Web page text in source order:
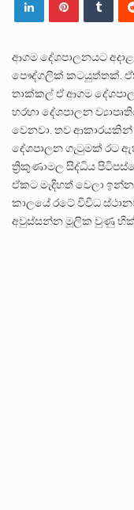
ආගම දේශපාලනයට
පෞද්ගලික් කටයුත්තක්.
තාක්කල් ඒ ආගම
හරහා දේශපාලන
වෙනවා. තව ආකාරයකින්
දේශපාලන ගැටුමක් රට
ත්‍රිකුණාමල සිද්ධිය
ඒකට මැදිහත් වෙලා
කාලයේ රටේ විවිධ
අවුස්සන්න මූලික වුණු